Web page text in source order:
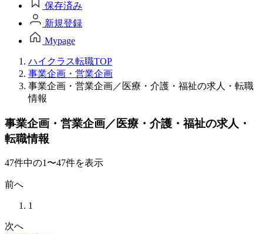
保存済み
新規登録
Mypage
ハイクラス転職TOP
事業企画・営業企画
事業企画・営業企画／医療・介護・福祉の求人・転職
情報
事業企画・営業企画／医療・介護・福祉の求人・
転職情報
47件中の1〜47件を表示
前へ
1
次へ